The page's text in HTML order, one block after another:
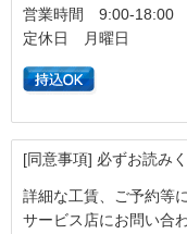
営業時間 9:00-18:00
定休日 月曜日
[同意事項] 必ずお読み
詳細な工賃、ご予約等
サービス店にお問い合